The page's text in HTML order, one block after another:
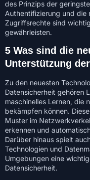
des Prinzips der
Authentifizierung und
Zugriffsrechte sind
gewährleisten.
5 Was sind die
Unterstützung
Zu den neuesten
Datensicherheit gehören
maschinelles Lernen, die
bekämpfen können.
Muster im
erkennen und
Darüber hinaus spielt
Technologien und
Umgebungen eine
Datensicherheit.